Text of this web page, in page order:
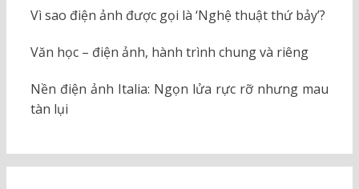
Vì sao điện ảnh được gọi là ‘Nghệ thuật thứ bảy’?
Văn học – điện ảnh, hành trình chung và riêng
Nền điện ảnh Italia: Ngọn lửa rực rỡ nhưng mau
tàn lụi